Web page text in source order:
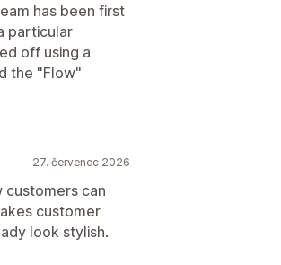
mail odesílatele
jazyků
has been first
particular
off using a
the "Flow"
27. červenec 2026
customers can
customer
look stylish.